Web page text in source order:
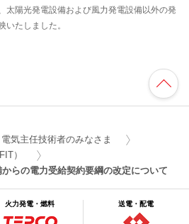
太陽光発電設備および風力発電設備以外の発
いたしました。
気主任技術者のみなさま
）
らの電力受給契約要綱の改定について
火力発電・燃料 送電・配電